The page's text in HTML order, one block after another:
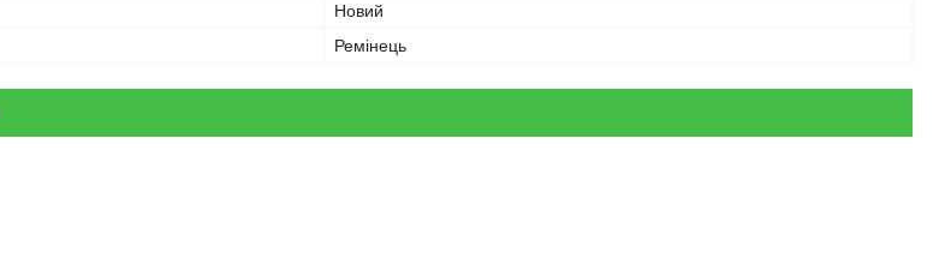
Новий
Ремінець